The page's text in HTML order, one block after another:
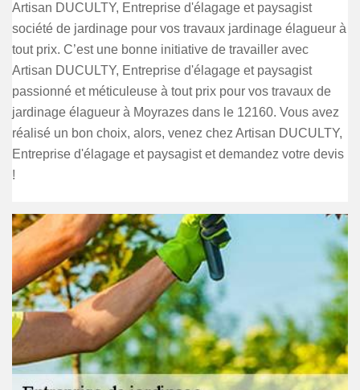
Artisan DUCULTY, Entreprise d'élagage et paysagist
société de jardinage pour vos travaux jardinage élagueur à
tout prix. C’est une bonne initiative de travailler avec
Artisan DUCULTY, Entreprise d'élagage et paysagist
passionné et méticuleuse à tout prix pour vos travaux de
jardinage élagueur à Moyrazes dans le 12160. Vous avez
réalisé un bon choix, alors, venez chez Artisan DUCULTY,
Entreprise d'élagage et paysagist et demandez votre devis
!